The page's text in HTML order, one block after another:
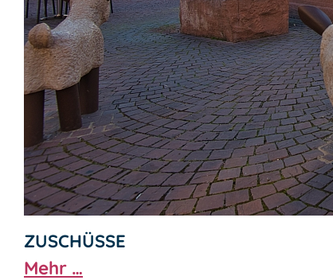
ZUSCHÜSSE
Mehr …